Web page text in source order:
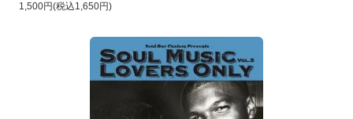
1,500円(税込1,650円)